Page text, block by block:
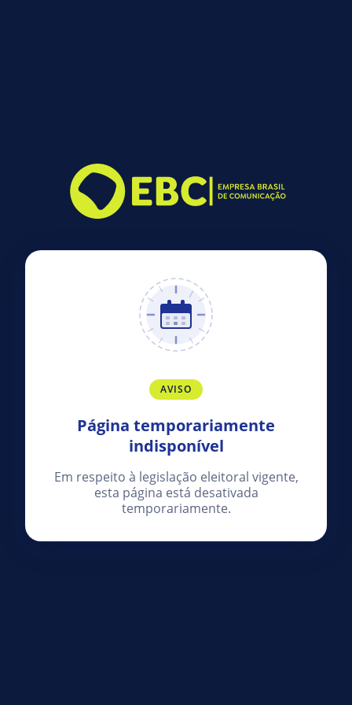
AVISO
Página temporariamente
indisponível
Em respeito à legislação eleitoral vigente,
esta página está desativada
temporariamente.